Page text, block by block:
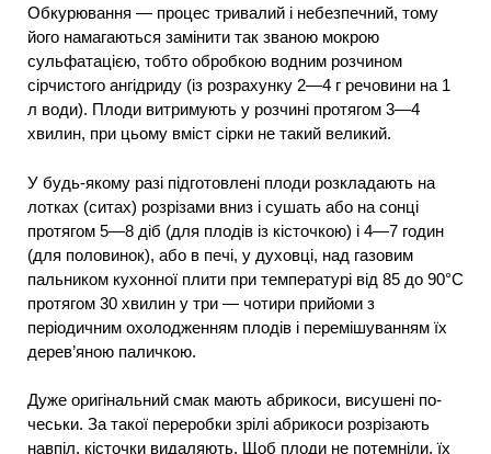
Обкурювання — процес тривалий і небезпечний, тому
його намагаються замінити так званою мокрою
сульфатацією, тобто обробкою водним розчином
сірчистого ангідриду (із розрахунку 2—4 г речовини на 1
л води). Плоди витримують у розчині протягом 3—4
хвилин, при цьому вміст сірки не такий великий.
У будь-якому разі підготовлені плоди розкладають на
лотках (ситах) розрізами вниз і сушать або на сонці
протягом 5—8 діб (для плодів із кісточкою) і 4—7 годин
(для половинок), або в печі, у духовці, над газовим
пальником кухонної плити при температурі від 85 до 90°С
протягом 30 хвилин у три — чотири прийоми з
періодичним охолодженням плодів і перемішуванням їх
дерев’яною паличкою.
Дуже оригінальний смак мають абрикоси, висушені по-
чеськи. За такої переробки зрілі абрикоси розрізають
навпіл, кісточки видаляють. Щоб плоди не потемніли, їх